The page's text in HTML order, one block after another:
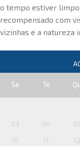
o tempo estiver
recompensado com
vizinhas e a natureza
Se Te
03
04 05
10
11 12